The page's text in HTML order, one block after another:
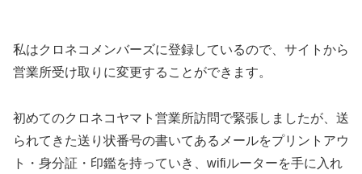
私はクロネコメンバーズに登録しているので、サイトから
営業所受け取りに変更することができます。
初めてのクロネコヤマト営業所訪問で緊張しましたが、送
られてきた送り状番号の書いてあるメールをプリントアウ
ト・身分証・印鑑を持っていき、wifiルーターを手に入れ